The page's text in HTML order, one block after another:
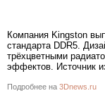
Компания Kingston
стандарта DDR5.
трёхцветными
эффектов. Источник
Подробнее на 3Dnews.ru